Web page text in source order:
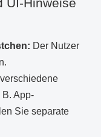
UI-Hinweise
Der Nutzer
App-
Sie separate